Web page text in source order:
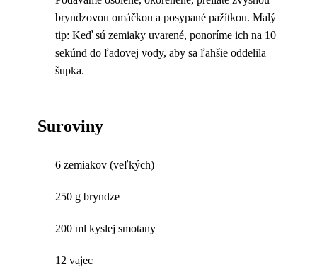
bryndzovou omáčkou a posypané pažítkou. Malý
tip: Keď sú zemiaky uvarené, ponoríme ich na 10
sekúnd do ľadovej vody, aby sa ľahšie oddelila
šupka.
Suroviny
6 zemiakov (veľkých)
250 g bryndze
200 ml kyslej smotany
12 vajec